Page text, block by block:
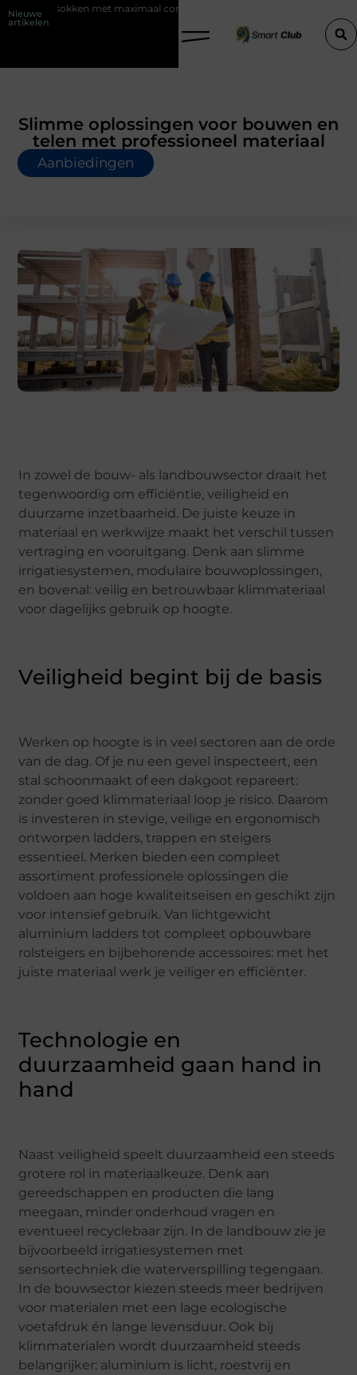
Nieuwe
artikelen
maximaal comfort Fysio Bleiswijk: professionele ondersteuning
Slimme oplossingen voor bouwen en
telen met professioneel materiaal
Aanbiedingen
In zowel de bouw- als landbouwsector draait het
tegenwoordig om efficiëntie, veiligheid en
duurzame inzetbaarheid. De juiste keuze in
materiaal en werkwijze maakt het verschil tussen
vertraging en vooruitgang. Denk aan slimme
irrigatiesystemen, modulaire bouwoplossingen,
en bovenal: veilig en betrouwbaar klimmateriaal
voor dagelijks gebruik op hoogte.
Veiligheid begint bij de basis
Werken op hoogte is in veel sectoren aan de orde
van de dag. Of je nu een gevel inspecteert, een
stal schoonmaakt of een dakgoot repareert:
zonder goed klimmateriaal loop je risico. Daarom
is investeren in stevige, veilige en ergonomisch
ontworpen ladders, trappen en steigers
essentieel. Merken bieden een compleet
assortiment professionele oplossingen die
voldoen aan hoge kwaliteitseisen en geschikt zijn
voor intensief gebruik. Van lichtgewicht
aluminium ladders tot compleet opbouwbare
rolsteigers en bijbehorende accessoires: met het
juiste materiaal werk je veiliger en efficiënter.
Technologie en
duurzaamheid gaan hand in
hand
Naast veiligheid speelt duurzaamheid een steeds
grotere rol in materiaalkeuze. Denk aan
gereedschappen en producten die lang
meegaan, minder onderhoud vragen en
eventueel recyclebaar zijn. In de landbouw zie je
bijvoorbeeld irrigatiesystemen met
sensortechniek die waterverspilling tegengaan.
In de bouwsector kiezen steeds meer bedrijven
voor materialen met een lage ecologische
voetafdruk én lange levensduur. Ook bij
klimmaterialen wordt duurzaamheid steeds
belangrijker: aluminium is licht, roestvrij en